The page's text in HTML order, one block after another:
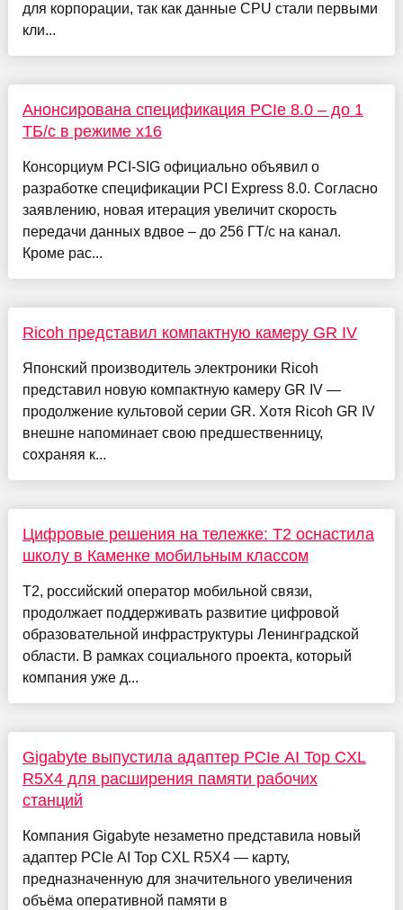
для корпорации, так как данные CPU стали первыми
кли...
Анонсирована спецификация PCIe 8.0 – до 1
ТБ/с в режиме x16
Консорциум PCI-SIG официально объявил о
разработке спецификации PCI Express 8.0. Согласно
заявлению, новая итерация увеличит скорость
передачи данных вдвое – до 256 ГТ/с на канал.
Кроме рас...
Ricoh представил компактную камеру GR IV
Японский производитель электроники Ricoh
представил новую компактную камеру GR IV —
продолжение культовой серии GR. Хотя Ricoh GR IV
внешне напоминает свою предшественницу,
сохраняя к...
Цифровые решения на тележке: T2 оснастила
школу в Каменке мобильным классом
T2, российский оператор мобильной связи,
продолжает поддерживать развитие цифровой
образовательной инфраструктуры Ленинградской
области. В рамках социального проекта, который
компания уже д...
Gigabyte выпустила адаптер PCIe AI Top CXL
R5X4 для расширения памяти рабочих
станций
Компания Gigabyte незаметно представила новый
адаптер PCIe AI Top CXL R5X4 — карту,
предназначенную для значительного увеличения
объёма оперативной памяти в